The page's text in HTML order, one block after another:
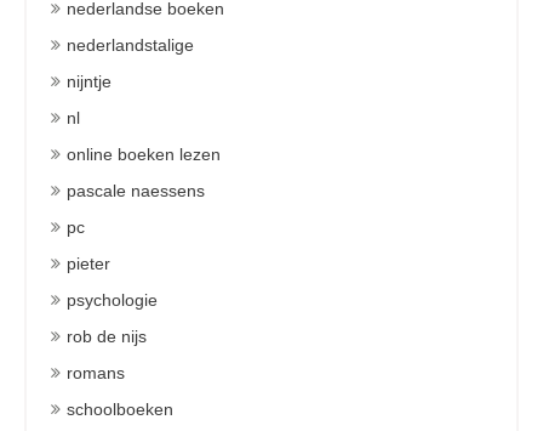
nederlandse boeken
nederlandstalige
nijntje
nl
online boeken lezen
pascale naessens
pc
pieter
psychologie
rob de nijs
romans
schoolboeken